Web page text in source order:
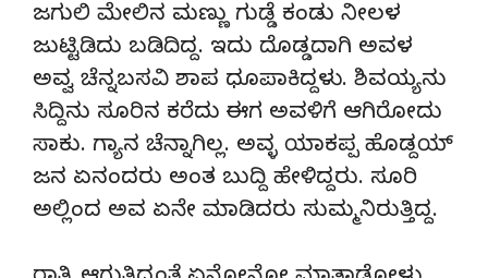
ಜಗುಲಿ ಮೇಲಿನ ಮಣ್ಣು ಗುಡ್ಡೆ ಕಂಡು ನೀಲಳ
ಜುಟ್ಟಿಡಿದು ಬಡಿದಿದ್ದ. ಇದು ದೊಡ್ಡದಾಗಿ ಅವಳ
ಅವ್ವ ಚೆನ್ನಬಸವಿ ಶಾಪ ಧೂಪಾಕಿದ್ದಳು. ಶಿವಯ್ಯನು
ಸಿದ್ದಿನು ಸೂರಿನ ಕರೆದು ಈಗ ಅವಳಿಗೆ ಆಗಿರೋದು
ಸಾಕು. ಗ್ಯಾನ ಚೆನ್ನಾಗಿಲ್ಲ. ಅವ್ಳ ಯಾಕಪ್ಪ ಹೊಡ್ದಯ್
ಜನ ಏನಂದರು ಅಂತ ಬುದ್ದಿ ಹೇಳಿದ್ದರು. ಸೂರಿ
ಅಲ್ಲಿಂದ ಅವ ಏನೇ ಮಾಡಿದರು ಸುಮ್ಮನಿರುತ್ತಿದ್ದ.